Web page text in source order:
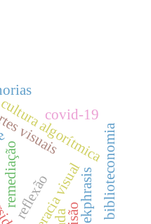
remediação
algorítmica
literacia visual biblioteconomia
reflexão
covid-19
visuais
ekphrasis